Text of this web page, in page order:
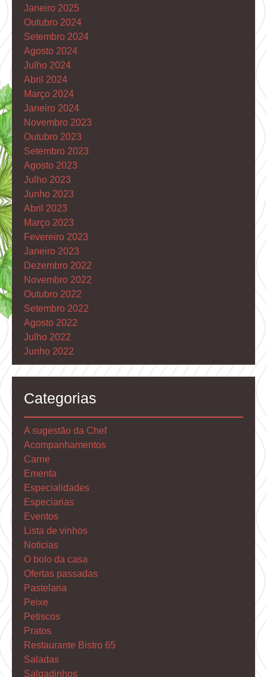
Janeiro 2025
Outubro 2024
Setembro 2024
Agosto 2024
Julho 2024
Abril 2024
Março 2024
Janeiro 2024
Novembro 2023
Outubro 2023
Setembro 2023
Agosto 2023
Julho 2023
Junho 2023
Abril 2023
Março 2023
Fevereiro 2023
Janeiro 2023
Dezembro 2022
Novembro 2022
Outubro 2022
Setembro 2022
Agosto 2022
Julho 2022
Junho 2022
Categorias
A sugestão da Chef
Acompanhamentos
Carne
Ementa
Especialidades
Especiarias
Eventos
Lista de vinhos
Noticias
O bolo da casa
Ofertas passadas
Pastelaria
Peixe
Petiscos
Pratos
Restaurante Bistro 65
Saladas
Salgadinhos